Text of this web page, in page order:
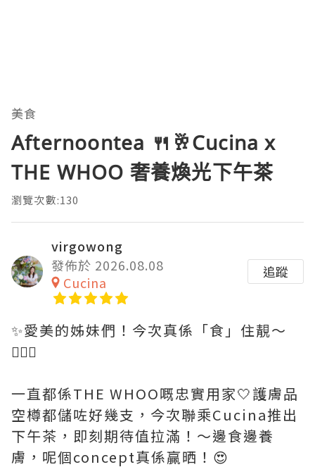
美食
Afternoontea 🍴🥂Cucina x
THE WHOO 奢養煥光下午茶
瀏覽次數:130
virgowong
發佈於 2026.08.08
Cucina
追蹤
✨愛美的姊妹們！今次真係「食」住靚～
💆🏻‍♀️
一直都係THE WHOO嘅忠實用家🤍護膚品
空樽都儲咗好幾支，今次聯乘Cucina推出
下午茶，即刻期待值拉滿！～邊食邊養
膚，呢個concept真係贏晒！😍